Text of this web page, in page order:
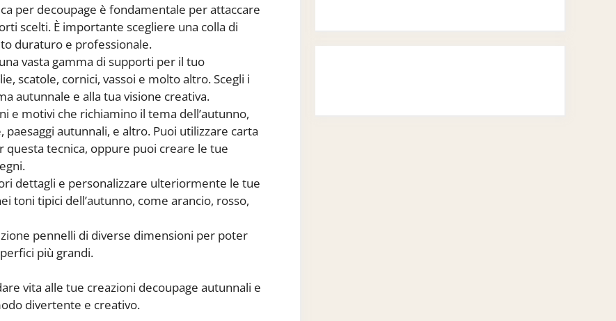
per decoupage è fondamentale per attaccare
scelti. È importante scegliere una colla di
duraturo e professionale.
vasta gamma di supporti per il tuo
scatole, cornici, vassoi e molto altro. Scegli i
autunnale e alla tua visione creativa.
e motivi che richiamino il tema dell’autunno,
paesaggi autunnali, e altro. Puoi utilizzare carta
tecnica, oppure puoi creare le tue
dettagli e personalizzare ulteriormente le tue
toni tipici dell’autunno, come arancio, rosso,
pennelli di diverse dimensioni per poter
più grandi.
vita alle tue creazioni decoupage autunnali e
divertente e creativo.